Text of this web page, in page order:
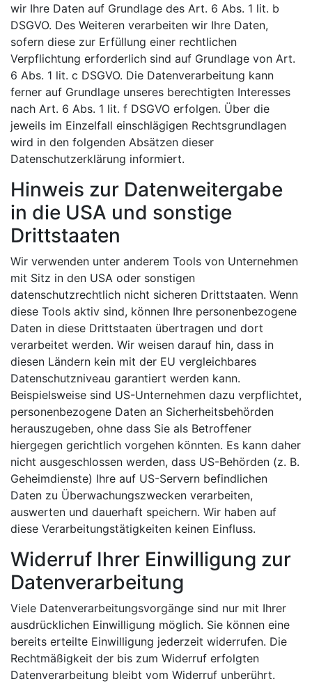
wir Ihre Daten auf Grundlage des Art. 6 Abs. 1 lit. b
DSGVO. Des Weiteren verarbeiten wir Ihre Daten,
sofern diese zur Erfüllung einer rechtlichen
Verpflichtung erforderlich sind auf Grundlage von Art.
6 Abs. 1 lit. c DSGVO. Die Datenverarbeitung kann
ferner auf Grundlage unseres berechtigten Interesses
nach Art. 6 Abs. 1 lit. f DSGVO erfolgen. Über die
jeweils im Einzelfall einschlägigen Rechtsgrundlagen
wird in den folgenden Absätzen dieser
Datenschutzerklärung informiert.
Hinweis zur Datenweitergabe
in die USA und sonstige
Drittstaaten
Wir verwenden unter anderem Tools von Unternehmen
mit Sitz in den USA oder sonstigen
datenschutzrechtlich nicht sicheren Drittstaaten. Wenn
diese Tools aktiv sind, können Ihre personenbezogene
Daten in diese Drittstaaten übertragen und dort
verarbeitet werden. Wir weisen darauf hin, dass in
diesen Ländern kein mit der EU vergleichbares
Datenschutzniveau garantiert werden kann.
Beispielsweise sind US-Unternehmen dazu verpflichtet,
personenbezogene Daten an Sicherheitsbehörden
herauszugeben, ohne dass Sie als Betroffener
hiergegen gerichtlich vorgehen könnten. Es kann daher
nicht ausgeschlossen werden, dass US-Behörden (z. B.
Geheimdienste) Ihre auf US-Servern befindlichen
Daten zu Überwachungszwecken verarbeiten,
auswerten und dauerhaft speichern. Wir haben auf
diese Verarbeitungstätigkeiten keinen Einfluss.
Widerruf Ihrer Einwilligung zur
Datenverarbeitung
Viele Datenverarbeitungsvorgänge sind nur mit Ihrer
ausdrücklichen Einwilligung möglich. Sie können eine
bereits erteilte Einwilligung jederzeit widerrufen. Die
Rechtmäßigkeit der bis zum Widerruf erfolgten
Datenverarbeitung bleibt vom Widerruf unberührt.